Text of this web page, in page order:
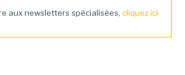
aux newsletters spécialisées, cliquez ici